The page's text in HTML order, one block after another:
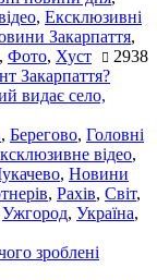
, Ексклюзивні
Закарпаття,
, Фото, Хуст 2938
видає село,
, Берегово, Головні
відео,
, Новини
, Рахів, Світ,
Ужгород, Україна,